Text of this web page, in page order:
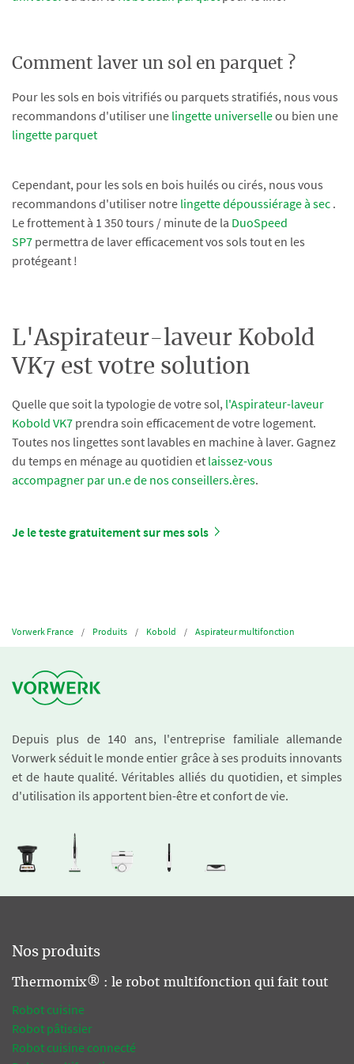
Comment laver un sol en parquet ?
Pour les sols en bois vitrifiés ou parquets stratifiés, nous vous
recommandons d'utiliser une lingette universelleou bien une
lingette parquet
Cependant, pour les sols en bois huilés ou cirés, nous vous
recommandons d'utiliser notre lingette dépoussiérage à sec .
Le frottement à 1 350 tours / minute de la DuoSpeed
SP7 permettra de laver efficacement vos sols tout en les
protégeant !
L'Aspirateur-laveur Kobold
VK7 est votre solution
Quelle que soit la typologie de votre sol, l'Aspirateur-laveur
Kobold VK7 prendra soin efficacement de votre logement.
Toutes nos lingettes sont lavables en machine à laver. Gagnez
du temps en ménage au quotidien et laissez-vous
accompagner par un.e de nos conseillers.ères.
Je le teste gratuitement sur mes sols
Vorwerk France Produits Kobold Aspirateur multifonction
Depuis plus de 140 ans, l'entreprise familiale allemande
Vorwerk séduit le monde entier grâce à ses produits innovants
et de haute qualité. Véritables alliés du quotidien, et simples
d'utilisation ils apportent bien-être et confort de vie.
Nos produits
Thermomix® : le robot multifonction qui fait tout
Robot cuisine
Robot pâtissier
Robot cuisine connecté